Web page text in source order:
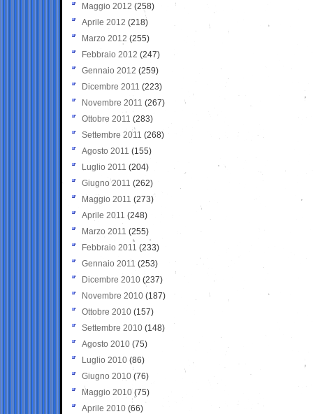
Maggio 2012 (258)
Aprile 2012 (218)
Marzo 2012 (255)
Febbraio 2012 (247)
Gennaio 2012 (259)
Dicembre 2011 (223)
Novembre 2011 (267)
Ottobre 2011 (283)
Settembre 2011 (268)
Agosto 2011 (155)
Luglio 2011 (204)
Giugno 2011 (262)
Maggio 2011 (273)
Aprile 2011 (248)
Marzo 2011 (255)
Febbraio 2011 (233)
Gennaio 2011 (253)
Dicembre 2010 (237)
Novembre 2010 (187)
Ottobre 2010 (157)
Settembre 2010 (148)
Agosto 2010 (75)
Luglio 2010 (86)
Giugno 2010 (76)
Maggio 2010 (75)
Aprile 2010 (66)